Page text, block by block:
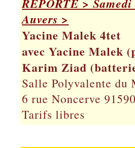
REPORTE >
Auvers >
Yacine Malek 4tet
avec Yacine Malek
Karim Ziad
Salle Polyvalente du
6 rue Noncerve
Tarifs libres